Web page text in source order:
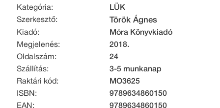
Kategória:
LÜK
Szerkesztő:
Török Ágnes
Kiadó:
Móra Könyvkiadó
Megjelenés:
2018.
Oldalszám:
24
Szállítás:
3-5 munkanap
Raktári kód:
MO3625
ISBN:
9789634860150
EAN:
9789634860150